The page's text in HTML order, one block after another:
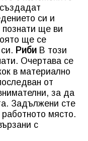
си и
познати ще ви
ще се
Риби В този
Очертава се
в материално
от
за да
Задължени сте
място.
с